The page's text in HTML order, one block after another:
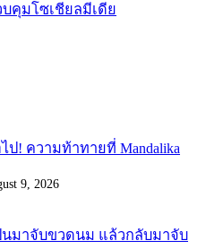
คุมโซเชียลมีเดีย
ไป! ความท้าทายที่ Mandalika
9, 2026
นมาจับขวดนม แล้วกลับมาจับ